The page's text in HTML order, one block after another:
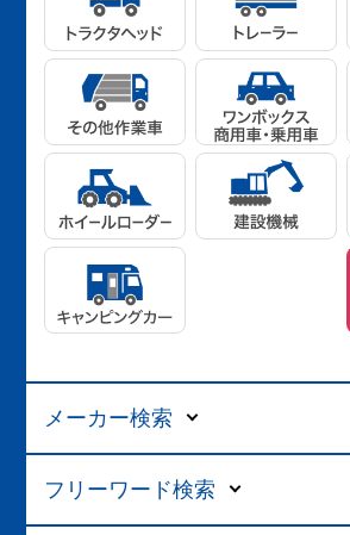
メーカー検索
フリーワード検索